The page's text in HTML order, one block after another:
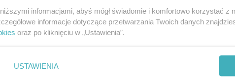
i nie zastępuje porady lekarskiej. Redakcja serwisu dokłada wszelkich
i wydawca serwisu nie ponoszą odpowiedzialności wynikającej z
zdrowotnych w rozumieniu art. 3 ust 1 ustawy o działalności leczniczej.
informacjami, abyś mógł świadomie i komfortowo korzystać z
informacje dotyczące przetwarzania Twoich danych
oraz po kliknięciu w „Ustawienia”.
USTAWIENIA